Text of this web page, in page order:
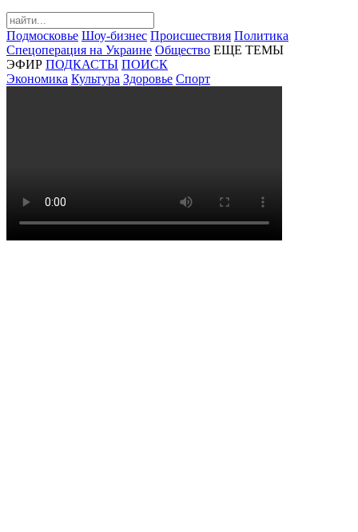
Подмосковье Шоу-бизнес Происшествия Политика
Спецоперация на Украине Общество ЕЩЕ ТЕМЫ
ЭФИР ПОДКАСТЫ ПОИСК
Экономика Культура Здоровье Спорт